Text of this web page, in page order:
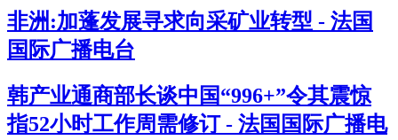
非洲:加蓬发展寻求向采矿业转型 - 法国
国际广播电台
韩产业通商部长谈中国“996+”令其震惊
指52小时工作周需修订 - 法国国际广播电